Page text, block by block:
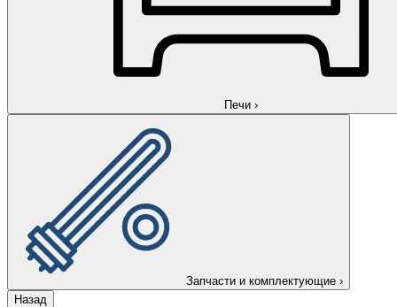
Печи ›
Запчасти и комплектующие ›
Назад